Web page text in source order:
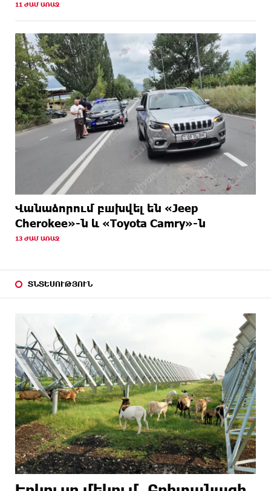
11 ԺԱՄ ԱՌԱՋ
Վանաձորում բшխվել են «Jeep
Cherokee»-ն և «Toyota Camry»-ն
13 ԺԱՄ ԱՌԱՋ
ՏՆՏԵՍՈՒԹՅՈՒՆ